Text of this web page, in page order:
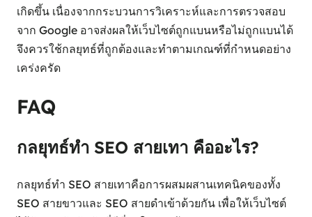
เกิดขึ้น เนื่องจากกระบวนการวิเคราะห์และการตรวจสอบ
จาก Google อาจส่งผลให้เว็บไซต์ถูกแบนหรือไม่ถูกแบนได้
จึงควรใช้กลยุทธ์ที่ถูกต้องและทำตามเกณฑ์ที่กำหนดอย่าง
เคร่งครัด
FAQ
กลยุทธ์ทํา SEO สายเทา คืออะไร?
กลยุทธ์ทํา SEO สายเทาคือการผสมผสานเทคนิคของทั้ง
SEO สายขาวและ SEO สายดำเข้าด้วยกัน เพื่อให้เว็บไซต์